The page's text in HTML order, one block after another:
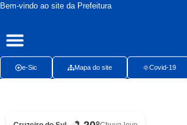
Bem-vindo ao site da Prefeitura
e-Sic Mapa do site Covid-19